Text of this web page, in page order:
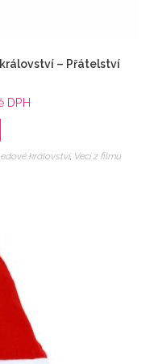
království – Přátelství
DPH
království, Veci z filmu